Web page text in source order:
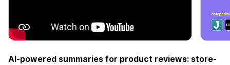
AI-powered summaries for product reviews: store-